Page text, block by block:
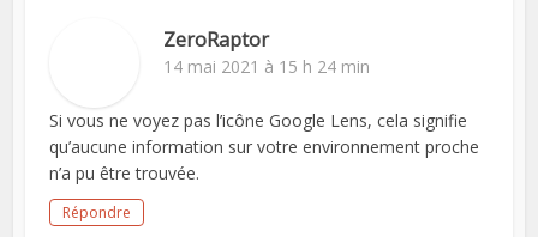
ZeroRaptor
14 mai 2021 à 15 h 24 min
Si vous ne voyez pas l’icône Google Lens, cela signifie
qu’aucune information sur votre environnement proche
n’a pu être trouvée.
Répondre